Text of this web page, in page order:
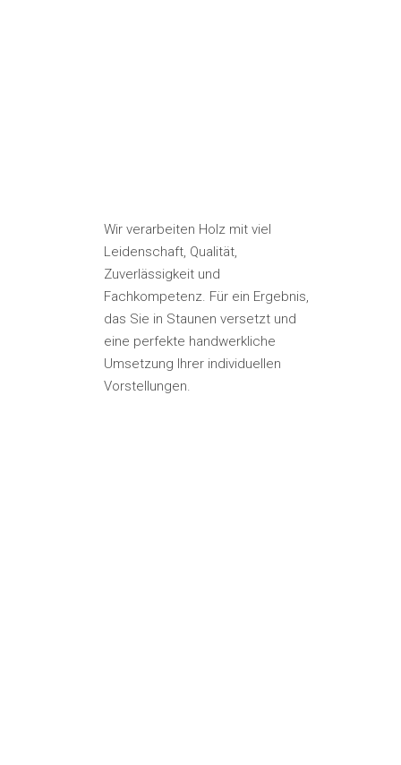
Wir verarbeiten Holz mit viel
Leidenschaft, Qualität,
Zuverlässigkeit und
Fachkompetenz. Für ein Ergebnis,
das Sie in Staunen versetzt und
eine perfekte handwerkliche
Umsetzung Ihrer individuellen
Vorstellungen.